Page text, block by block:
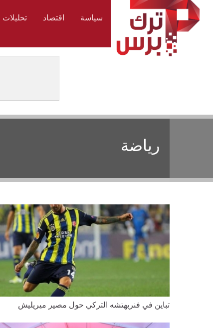
سياسة اقتصاد تحليلات
رياضة
تباين في فنربهتشه التركي حول مصير ميريليش